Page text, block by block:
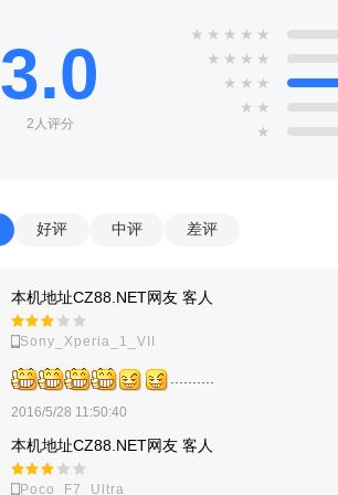
3.0
2人评分
★ ★ ★ ★ ★
★ ★ ★ ★
★ ★ ★
★ ★
★
好评 中评 差评
本机地址CZ88.NET网友 客人
Sony_Xperia_1_VII
2016/5/28 11:50:40
本机地址CZ88.NET网友 客人
Poco_F7_Ultra